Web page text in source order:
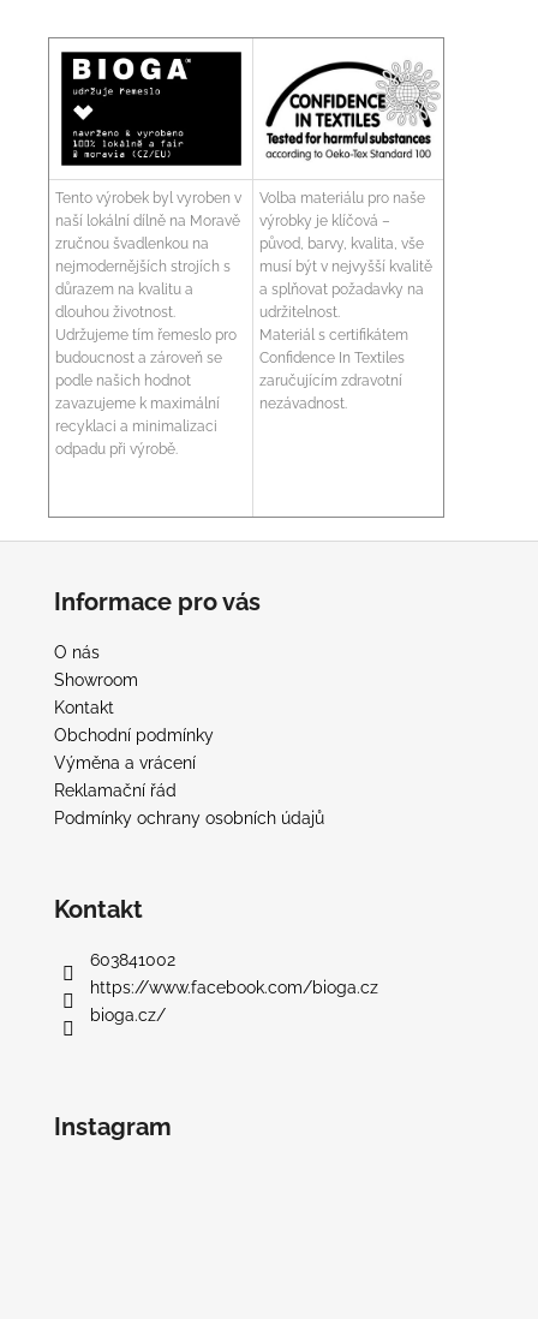
Tento výrobek byl vyroben v
naší lokální dílně na Moravě
zručnou švadlenkou na
nejmodernějších strojích s
důrazem na kvalitu a
dlouhou životnost.
Udržujeme tím řemeslo pro
budoucnost a zároveň se
podle našich hodnot
zavazujeme k maximální
recyklaci a minimalizaci
odpadu při výrobě.
Volba materiálu pro naše
výrobky je klíčová –
původ, barvy, kvalita, vše
musí být v nejvyšší kvalitě
a splňovat požadavky na
udržitelnost.
Materiál s certifikátem
Confidence In Textiles
zaručujícím zdravotní
nezávadnost.
Informace pro vás
O nás
Showroom
Kontakt
Obchodní podmínky
Výměna a vrácení
Reklamační řád
Podmínky ochrany osobních údajů
Kontakt
603841002
https://www.facebook.com/bioga.cz
bioga.cz/
Instagram